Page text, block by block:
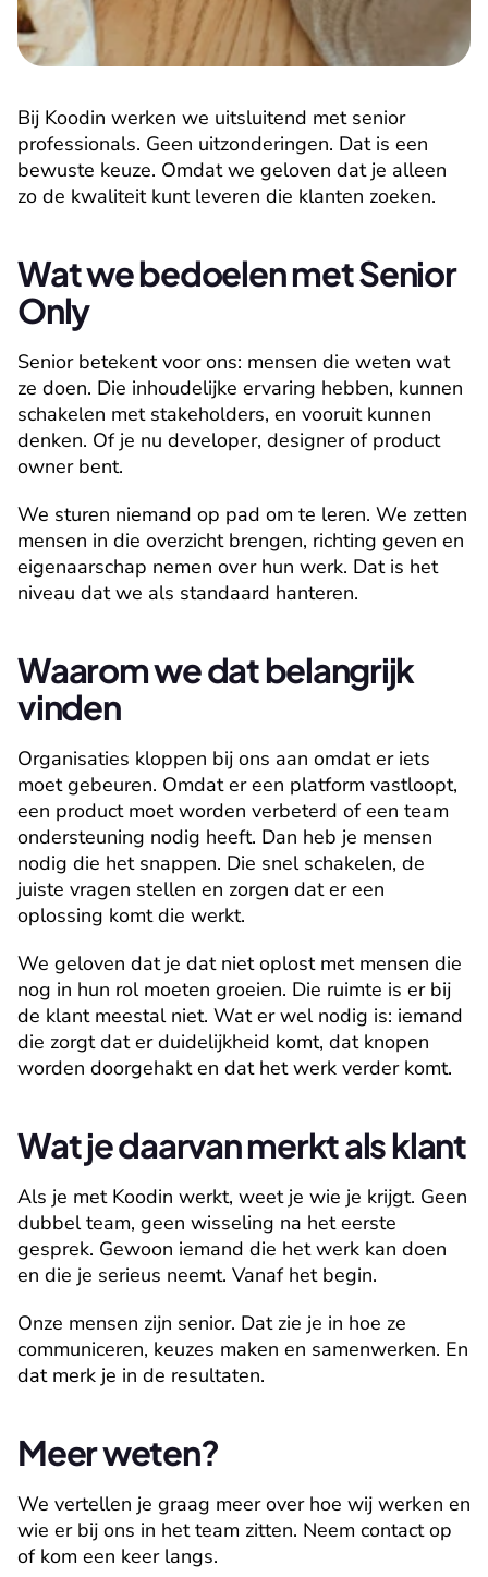
Bij Koodin werken we uitsluitend met senior
professionals. Geen uitzonderingen. Dat is een
bewuste keuze. Omdat we geloven dat je alleen
zo de kwaliteit kunt leveren die klanten zoeken.
Wat we bedoelen met Senior
Only
Senior betekent voor ons: mensen die weten wat
ze doen. Die inhoudelijke ervaring hebben, kunnen
schakelen met stakeholders, en vooruit kunnen
denken. Of je nu developer, designer of product
owner bent.
We sturen niemand op pad om te leren. We zetten
mensen in die overzicht brengen, richting geven en
eigenaarschap nemen over hun werk. Dat is het
niveau dat we als standaard hanteren.
Waarom we dat belangrijk
vinden
Organisaties kloppen bij ons aan omdat er iets
moet gebeuren. Omdat er een platform vastloopt,
een product moet worden verbeterd of een team
ondersteuning nodig heeft. Dan heb je mensen
nodig die het snappen. Die snel schakelen, de
juiste vragen stellen en zorgen dat er een
oplossing komt die werkt.
We geloven dat je dat niet oplost met mensen die
nog in hun rol moeten groeien. Die ruimte is er bij
de klant meestal niet. Wat er wel nodig is: iemand
die zorgt dat er duidelijkheid komt, dat knopen
worden doorgehakt en dat het werk verder komt.
Wat je daarvan merkt als klant
Als je met Koodin werkt, weet je wie je krijgt. Geen
dubbel team, geen wisseling na het eerste
gesprek. Gewoon iemand die het werk kan doen
en die je serieus neemt. Vanaf het begin.
Onze mensen zijn senior. Dat zie je in hoe ze
communiceren, keuzes maken en samenwerken. En
dat merk je in de resultaten.
Meer weten?
We vertellen je graag meer over hoe wij werken en
wie er bij ons in het team zitten. Neem contact op
of kom een keer langs.